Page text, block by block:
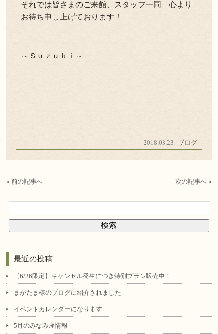
それでは皆さまのご来館、スタッフ一同、心より
お待ち申し上げております！
～Ｓｕｚｕｋｉ～
2018.03.23 | ブログ
« 前の記事へ 次の記事へ »
最近の投稿
【6/26限定】キャンセル発生につき特別プラン販売中！
まがたま様のブログに紹介されました
イベントカレンダーになります
5月のみなみ座情報